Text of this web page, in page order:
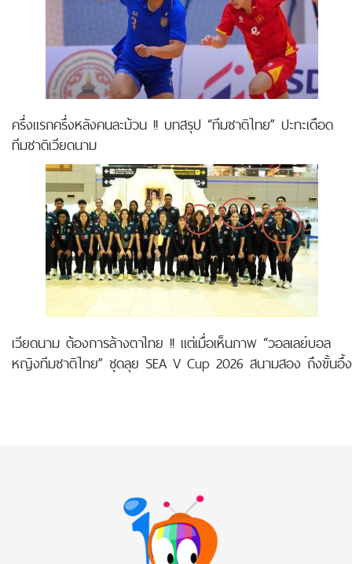
ครึ่งแรกครึ่งหลังคนละม้วน !! บทสรุป “ทีมชาติไทย” ปะทะเดือด
ทีมชาติเวียดนาม
เวียดนาม ต้องการล้างตาไทย !! แต่เมื่อเห็นภาพ “วอลเลย์บอล
หญิงทีมชาติไทย” ชุดลุย SEA V Cup 2026 สนามสอง ถึงขั้นอึ้ง